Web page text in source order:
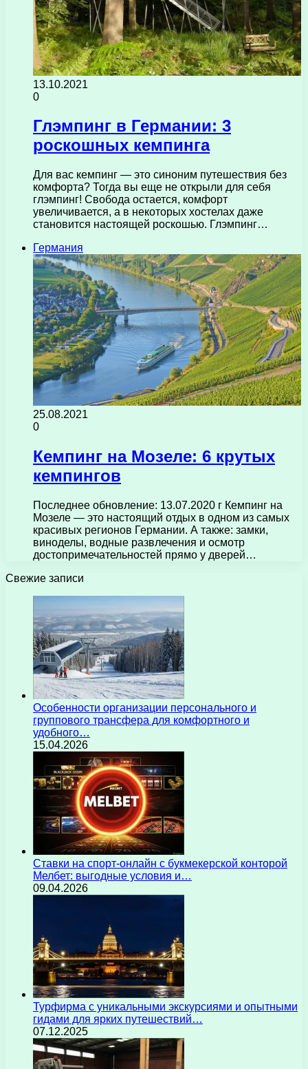
13.10.2021
0
Глэмпинг в Германии: 3
роскошных кемпинга
Для вас кемпинг — это синоним путешествия без
комфорта? Тогда вы еще не открыли для себя
глэмпинг! Свобода остается, комфорт
увеличивается, а в некоторых хостелах даже
становится настоящей роскошью. Глэмпинг…
Германия
25.08.2021
0
Кемпинг на Мозеле: 6 крутых
кемпингов
Последнее обновление: 13.07.2020 г Кемпинг на
Мозеле — это настоящий отдых в одном из самых
красивых регионов Германии. А также: замки,
виноделы, водные развлечения и осмотр
достопримечательностей прямо у дверей…
Свежие записи
Особенности организации персонального и
группового трансфера для комфортного и
удобного…
15.04.2026
Ставки на спорт-онлайн с букмекерской конторой
Мелбет: выгодные условия и…
09.04.2026
Турфирма с уникальными экскурсиями и опытными
гидами для ярких путешествий…
07.12.2025